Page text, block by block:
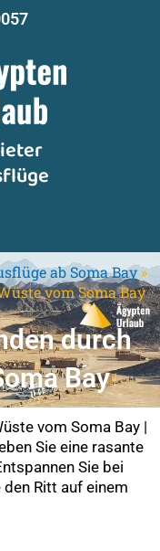
ab Soma Bay»
vom Soma Bay
durch
Bay
vom Soma Bay |
Sie eine rasante
Sie bei
Ritt auf einem